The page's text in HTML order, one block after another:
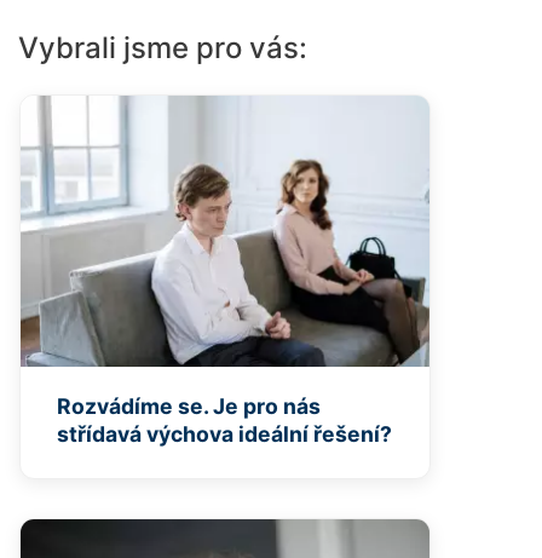
Vybrali jsme pro vás:
Rozvádíme se. Je pro nás
střídavá výchova ideální řešení?